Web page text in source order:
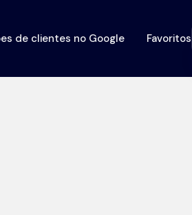
Favoritos
de clientes no Google